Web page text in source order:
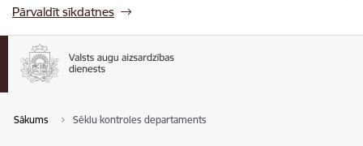
Pārvaldīt sīkdatnes
Sākums Sēklu kontroles departaments